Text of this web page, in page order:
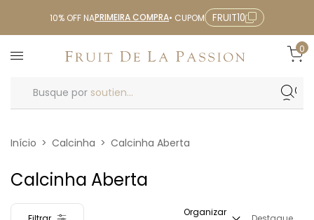
10% OFF NAPRIMEIRA COMPRA• CUPOM FRUIT10
0
Busque por soutien...
Início > Calcinha > Calcinha Aberta
Calcinha Aberta
Organizar